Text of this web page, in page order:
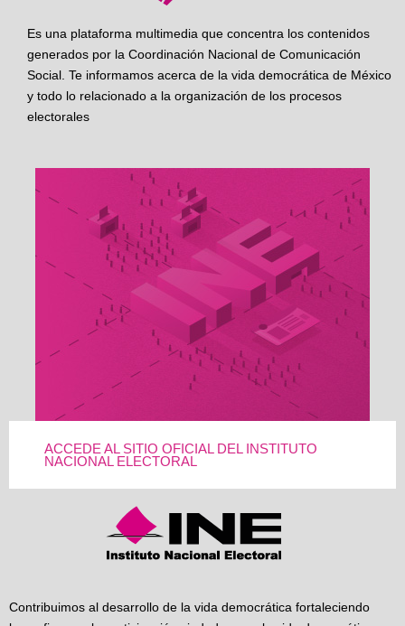
Es una plataforma multimedia que concentra los contenidos
generados por la Coordinación Nacional de Comunicación
Social. Te informamos acerca de la vida democrática de México
y todo lo relacionado a la organización de los procesos
electorales
ACCEDE AL SITIO OFICIAL DEL INSTITUTO
NACIONAL ELECTORAL
Contribuimos al desarrollo de la vida democrática fortaleciendo